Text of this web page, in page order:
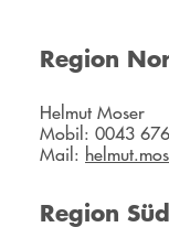
Region
Helmut Moser
Mobil: 0043
Mail:
Region Süd